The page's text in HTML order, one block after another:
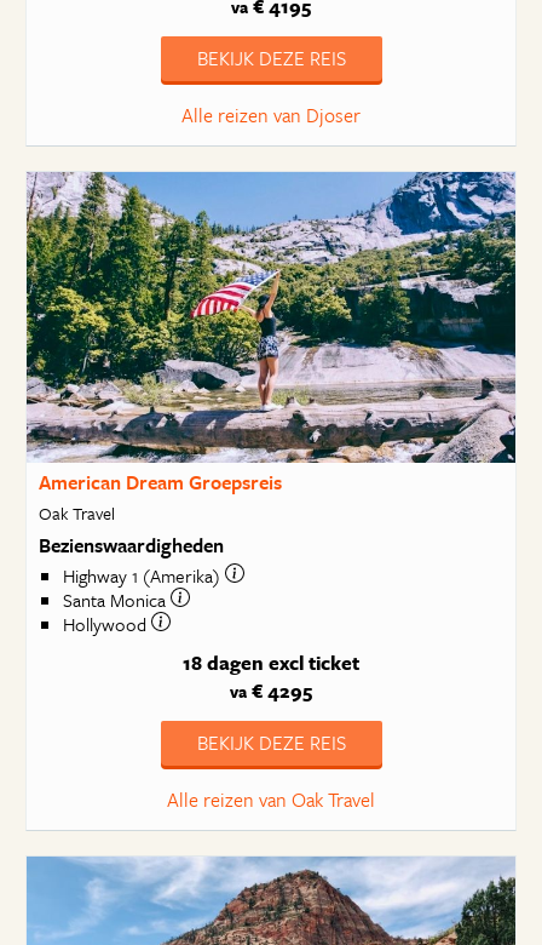
va € 4195
BEKIJK DEZE REIS
Alle reizen van Djoser
American Dream Groepsreis
Oak Travel
Bezienswaardigheden
Highway 1 (Amerika)
Santa Monica
Hollywood
18 dagen excl ticket
va € 4295
BEKIJK DEZE REIS
Alle reizen van Oak Travel